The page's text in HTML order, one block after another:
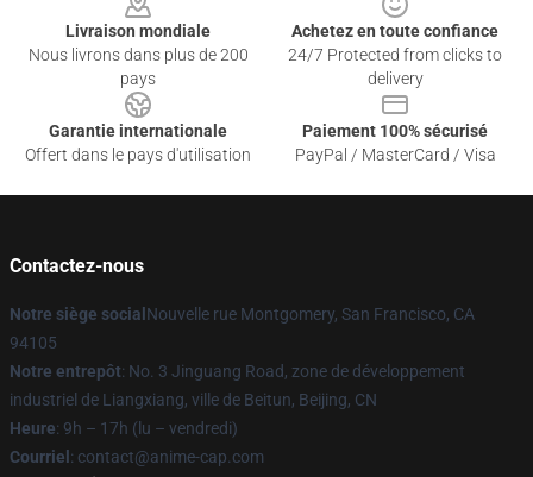
Livraison mondiale
Nous livrons dans plus de 200
pays
Achetez en toute confiance
24/7 Protected from clicks to
delivery
Garantie internationale
Offert dans le pays d'utilisation
Paiement 100% sécurisé
PayPal / MasterCard / Visa
Contactez-nous
Notre siège social Nouvelle rue Montgomery, San Francisco, CA
94105
Notre entrepôt: No. 3 Jinguang Road, zone de développement
industriel de Liangxiang, ville de Beitun, Beijing, CN
Heure: 9h – 17h (lu – vendredi)
Courriel : contact@anime-cap.com